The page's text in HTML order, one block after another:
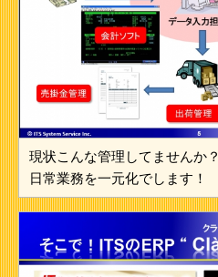
現状こんな管理してませんか？
日常業務を一元化でします！